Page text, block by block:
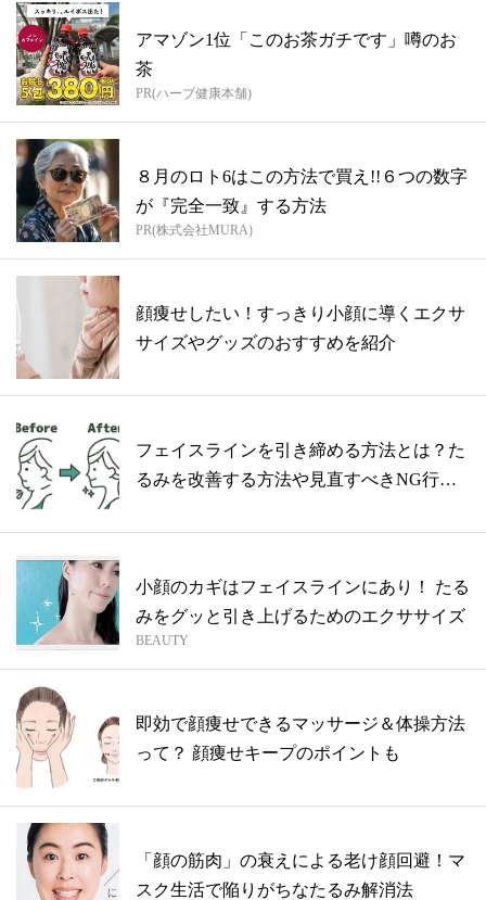
アマゾン1位「このお茶ガチです」噂のお
茶
PR(ハーブ健康本舗)
８月のロト6はこの方法で買え!!６つの数字
が『完全一致』する方法
PR(株式会社MURA)
顔痩せしたい！すっきり小顔に導くエクサ
サイズやグッズのおすすめを紹介
フェイスラインを引き締める方法とは？た
るみを改善する方法や見直すべきNG行動
小顔のカギはフェイスラインにあり！ たる
みをグッと引き上げるためのエクササイズ
BEAUTY
即効で顔痩せできるマッサージ＆体操方法
って？ 顔痩せキープのポイントも
「顔の筋肉」の衰えによる老け顔回避！マ
スク生活で陥りがちなたるみ解消法